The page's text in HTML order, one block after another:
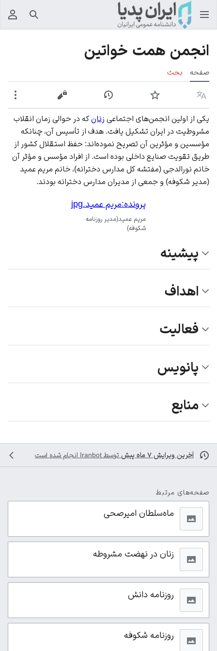
جستجو
انجمن همت خواتین
صفحه بحث
زبان پیگیری نمایش تاریخچهنمایش مبدأ
یکی از اولین انجمن‌های اجتماعی زنان که در حوالی زمان انقلاب
مشروطیت در ایران تشکیل یافت. هدف از تأسیس آن، چنانکه
مؤسسین و مؤثرین آن تصریح نموده‌اند: حفظ استقلال کشور از
طریق تقویت صنایع داخلی بوده است. از افراد مؤسس و مؤثر آن
خانم نورالدجی (مفتشه کل مدارس دخترانه)، خانم مریم عمید
(مدیر شکوفه) و جمعی از مدیران مدارس دخترانه بودند.
پرونده:مریم عمید.jpg
مریم عمید(مدیر روزنامه
شکوفه)
پیشینه
اهداف
فعالیت
پانویس
منابع
آخرین ویرایش ۷ ماه پیش توسط Iranbot انجام شده است
صفحه‌های مرتبط
ماه‌سلطان امیرصحی
زنان در نهضت مشروطه
روزنامه دانش
روزنامه شکوفه